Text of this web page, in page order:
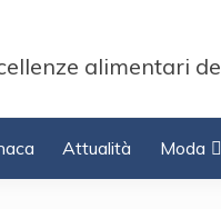
alimentari
Attualità Moda